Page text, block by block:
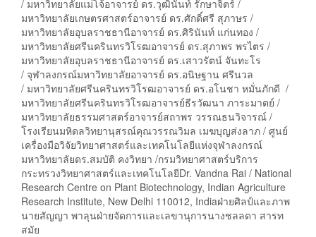
/ มหาวิทยาลัยแม่โจ้อาจารย์ ดร.วุฒินันท์ รักษาจิตร์ /
มหาวิทยาลัยเกษตรศาสตร์อาจารย์ ดร.ศักดิ์ศรี สุภาษร /
มหาวิทยาลัยอุบลราชธานีอาจารย์ ดร.ศิรินันท์ แก่นทอง /
มหาวิทยาลัยศรีนครินทรวิโรฒอาจารย์ ดร.สุภาพร พรไตร /
มหาวิทยาลัยอุบลราชธานีอาจารย์ ดร.เสาวรัตน์ จันทะโร
/ จุฬาลงกรณ์มหาวิทยาลัยอาจารย์ ดร.อนิษฐาน ศรีนวล
/ มหาวิทยาลัยศรีนครินทรวิโรฒอาจารย์ ดร.อโนชา หมั่นภักดี /
มหาวิทยาลัยศรีนครินทรวิโรฒอาจารย์ธีรวัฒนา ภาระมาตย์ /
มหาวิทยาลัยธรรมศาสตร์อาจารย์สถาพร วรรณธนวิจารณ์ /
โรงเรียนมหิดลวิทยานุสรณ์คุณวรรณวิมล เมฆบุญส่งลาภ / ศูนย์
เครื่องมือวิจัยวิทยาศาสตร์และเทคโนโลยีแห่งจุฬาลงกรณ์
มหาวิทยาลัยดร.สมบัติ คงวิทยา /กรมวิทยาศาสตร์บริการ
กระทรวงวิทยาศาสตร์และเทคโนโลยีDr. Vandna Rai / National
Research Centre on Plant Biotechnology, Indian Agriculture
Research Institute, New Delhi 110012, Indiaฝ่ายศิลป์และภาพ
นายสัญญา พาลุนฝ่ายจัดการและเลขานุการนางชลลดา สารท
สมัย